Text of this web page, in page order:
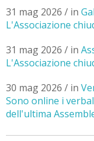
31 mag 2026 / in
L'Associazione
31 mag 2026 / in
L'Associazione
30 mag 2026 / in
Sono online i
dell'ultima